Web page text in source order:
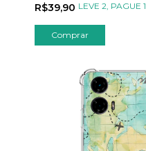
R$39,90 LEVE 2, PAGUE 1
Comprar